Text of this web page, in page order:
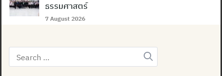
ธรรมศาสตร์
7 August 2026
Search
for: